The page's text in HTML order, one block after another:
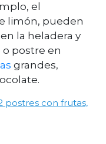
el
limón, pueden
la heladera y
postre en
grandes,
postres con frutas,